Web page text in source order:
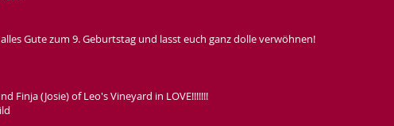
Gute zum 9. Geburtstag und lasst euch ganz dolle verwöhnen!
Finja (Josie) of Leo's Vineyard in LOVE!!!!!!!